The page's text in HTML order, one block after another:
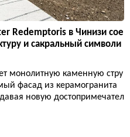
Redemptoris в Чинизи сое
и сакральный символи
монолитную каменную стру
фасад из керамогранита
новую достопримечател